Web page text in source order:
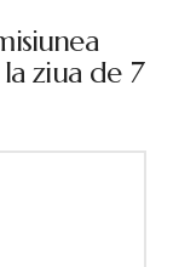
ziua de 7